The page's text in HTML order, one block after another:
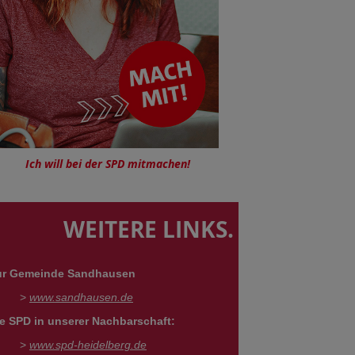
Ich will bei der SPD mitmachen!
WEITERE LINKS.
Gemeinde Sandhausen
> www.sandhausen.de
SPD in unserer Nachbarschaft:
> www.spd-heidelberg.de